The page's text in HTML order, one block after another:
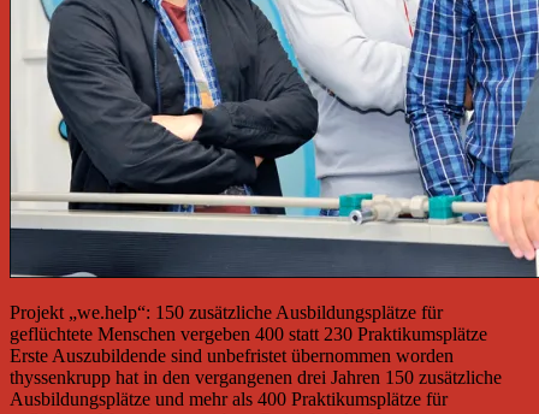
Projekt „we.help“: 150 zusätzliche Ausbildungsplätze für
geflüchtete Menschen vergeben 400 statt 230 Praktikumsplätze
Erste Auszubildende sind unbefristet übernommen worden
thyssenkrupp hat in den vergangenen drei Jahren 150 zusätzliche
Ausbildungsplätze und mehr als 400 Praktikumsplätze für